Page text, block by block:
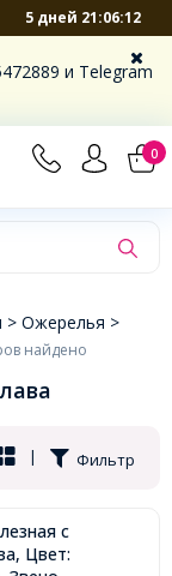
5 дней 21:06:11
и Telegram
0
×
> Ожерелья >
найдено
Фильтр
|
с
Цвет: